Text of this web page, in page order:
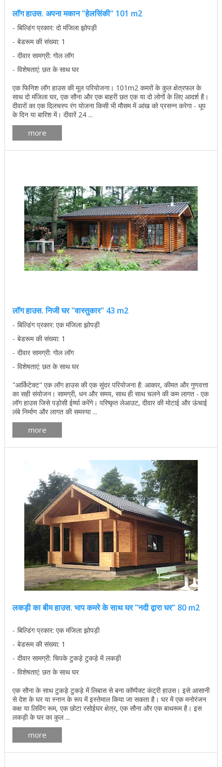
लॉग हाउस. अपना मकान "हेलसिंकी" 101 m2
बिल्डिंग प्रकार: दो मंजिला झोपड़ी
बेडरूम की संख्या: 1
दीवार सामग्री: गोल लॉग
विशेषताएं: छत के साथ घर
एक फिनिश लॉग हाउस की मूल परियोजना। 101m2 कमरों के कुल क्षेत्रफल के
साथ दो मंजिला घर, एक सौना और एक बाहरी छत एक या दो लोगों के लिए आदर्श है।
दीवारों का एक दिलचस्प रंग योजना किसी भी मौसम में आंख को प्रसन्न करेगा - धूप
के दिन या बारिश में। दीवारें 24 ...
more
लॉग हाउस. निजी घर "वास्तुकार" 43 m2
बिल्डिंग प्रकार: एक मंजिला झोपड़ी
बेडरूम की संख्या: 1
दीवार सामग्री: गोल लॉग
विशेषताएं: छत के साथ घर
"आर्किटेक्ट" एक लॉग हाउस की एक सुंदर परियोजना है: आकार, कीमत और गुणवत्ता
का सही संयोजन। सामग्री, धन और समय, साथ ही साथ चलने की कम लागत - एक
लॉग हाउस जिसे पड़ोसी ईर्ष्या करेंगे। परिष्कृत लेआउट, दीवार की मोटाई और ऊंचाई
लंबे निर्माण और लागत की समस्या ...
more
लकड़ी का बीम हाउस. भाप कमरे के साथ घर "नदी द्वारा घर" 80 m2
बिल्डिंग प्रकार: एक मंजिला झोपड़ी
बेडरूम की संख्या: 1
दीवार सामग्री: चिपके टुकड़े टुकड़े में लकड़ी
विशेषताएं: छत के साथ घर
एक सौना के साथ टुकड़े टुकड़े में लिबास से बना कॉम्पैक्ट कंट्री हाउस। इसे आसानी
से देश के घर या स्नान के रूप में इस्तेमाल किया जा सकता है। घर में एक मनोरंजन
कक्ष या लिविंग रूम, एक छोटा रसोईघर क्षेत्र, एक सौना और एक बाथरूम है। इस
लकड़ी के घर का कुल ...
more